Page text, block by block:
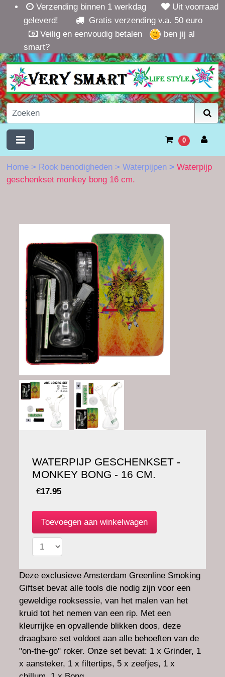
Verzending binnen 1 werkdag
Uit voorraad
geleverd!
Gratis verzending v.a. 50 euro
Veilig en eenvoudig betalen
ben jij al
smart?
0
Home > Rook benodigheden > Waterpijpen > Waterpijp
geschenkset monkey bong 16 cm.
WATERPIJP GESCHENKSET -
MONKEY BONG - 16 CM.
€17.95
Deze exclusieve Amsterdam Greenline Smoking
Giftset bevat alle tools die nodig zijn voor een
geweldige rooksessie, van het malen van het
kruid tot het nemen van een rip. Met een
kleurrijke en opvallende blikken doos, deze
draagbare set voldoet aan alle behoeften van de
"on-the-go" roker. Onze set bevat: 1 x Grinder, 1
x aansteker, 1 x filtertips, 5 x zeefjes, 1 x